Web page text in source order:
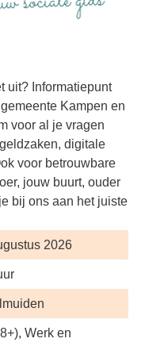
uit? Informatiepunt
Kampen en
voor al je vragen
digitale
voor betrouwbare
jouw buurt, ouder
bij ons aan het juiste
2026
Werk en